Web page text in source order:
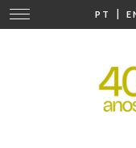
PT |
Cambiar
navegación